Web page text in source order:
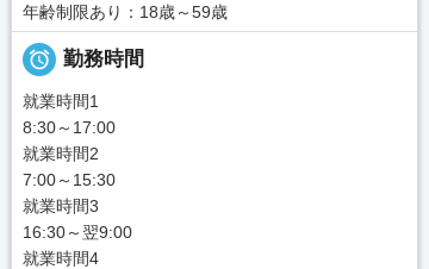
年齢制限あり：18歳～59歳
 勤務時間
就業時間1
8:30～17:00
就業時間2
7:00～15:30
就業時間3
16:30～翌9:00
就業時間4